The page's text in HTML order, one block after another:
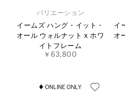
バリエーション
イームズ ハング・イット・
オール ウォルナット x ホワ
イトフレーム
￥63,800
イ
オ